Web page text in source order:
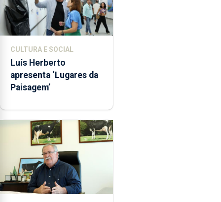
CULTURA E SOCIAL
Luís Herberto
apresenta ‘Lugares da
Paisagem’